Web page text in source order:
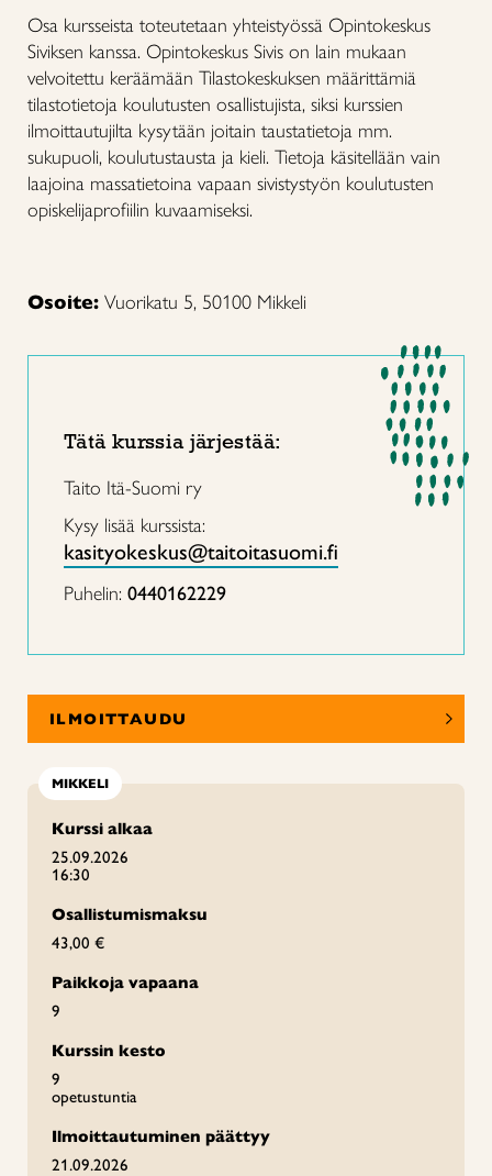
Osa kursseista toteutetaan yhteistyössä Opintokeskus
Siviksen kanssa. Opintokeskus Sivis on lain mukaan
velvoitettu keräämään Tilastokeskuksen määrittämiä
tilastotietoja koulutusten osallistujista, siksi kurssien
ilmoittautujilta kysytään joitain taustatietoja mm.
sukupuoli, koulutustausta ja kieli. Tietoja käsitellään vain
laajoina massatietoina vapaan sivistystyön koulutusten
opiskelijaprofiilin kuvaamiseksi.
Osoite: Vuorikatu 5, 50100 Mikkeli
Tätä kurssia järjestää:
Taito Itä-Suomi ry
Kysy lisää kurssista:
kasityokeskus@taitoitasuomi.fi
Puhelin: 0440162229
ILMOITTAUDU
MIKKELI
Kurssi alkaa
25.09.2026
16:30
Osallistumismaksu
43,00 €
Paikkoja vapaana
9
Kurssin kesto
9
opetustuntia
Ilmoittautuminen päättyy
21.09.2026